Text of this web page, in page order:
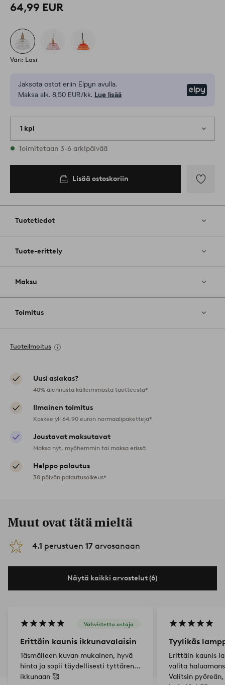
64,99 EUR
Väri: Lasi
Jaksota ostot eriin Elpyn avulla.
Maksa alk. 8,50 EUR/kk. Lue lisää
1 kpl
Varastossa
Toimitetaan 3-6 arkipäivää
Lisää ostoskoriin
Tuotetiedot
Tuote-erittely
Maksu
Toimitus
Tuoteilmoitus
Uusi asiakas?
40% alennusta kalleimmasta tuotteesta*
Ilmainen toimitus
Koskee yli 64,90 euron normaalipaketteja*
Joustavat maksutavat
Maksa nyt, myöhemmin tai maksa erissä
Helppo palautus
30 päivän palautusoikeus*
Muut ovat tätä mieltä
4.1 perustuen 17 arvosanaan
Näytä kaikki arvostelut (6)
Vahvistettu ostaja
Erittäin kaunis ikkunavalaisin
Täsmälleen kuvan mukainen, hyvä
hinta ja sopii täydellisesti tyttären
ikkunaan 🥰
Tyylikäs
Erittäin kaunis
valita
Valitsin